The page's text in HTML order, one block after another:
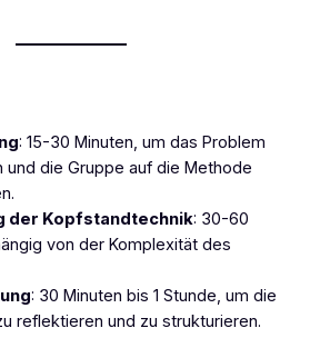
: 15-30 Minuten, um das Problem
und die Gruppe auf die Methode
der Kopfstandtechnik: 30-60
von der Komplexität des
: 30 Minuten bis 1 Stunde, um die
reflektieren und zu strukturieren.